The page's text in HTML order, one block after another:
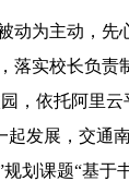
为主动，先
落实校长负
，依托阿里
发展，交通
划课题“基